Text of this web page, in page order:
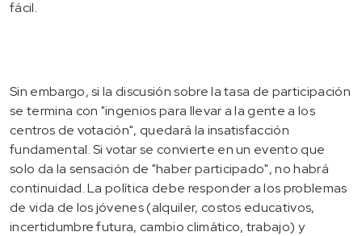
fácil.
Sin embargo, si la discusión sobre la tasa de participación
se termina con "ingenios para llevar a la gente a los
centros de votación", quedará la insatisfacción
fundamental. Si votar se convierte en un evento que
solo da la sensación de "haber participado", no habrá
continuidad. La política debe responder a los problemas
de vida de los jóvenes (alquiler, costos educativos,
incertidumbre futura, cambio climático, trabajo) y